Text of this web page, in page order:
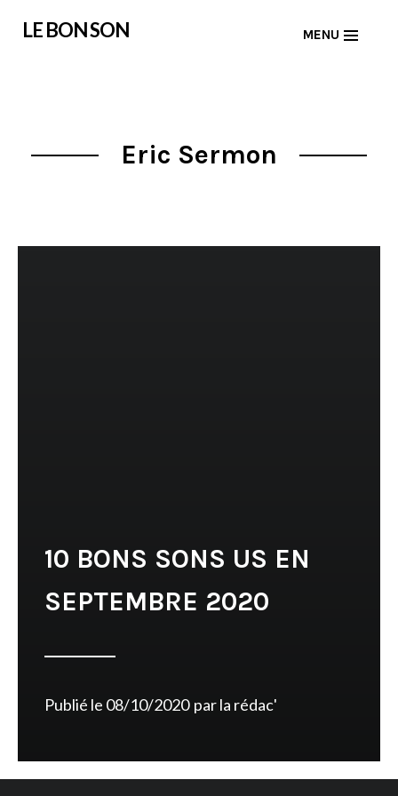
LE BON SON MENU
Eric Sermon
10 BONS SONS US EN
SEPTEMBRE 2020
Publié le 08/10/2020 parla rédac'